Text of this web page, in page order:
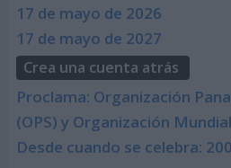
17 de mayo de 2026
17 de mayo de 2027
Crea una cuenta atrás
Proclama: Organización
(OPS) y Organización
Desde cuando se celebra: